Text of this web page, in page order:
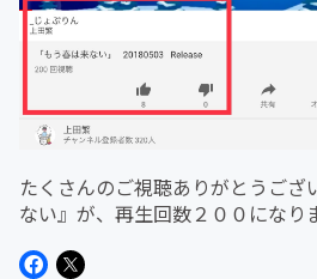
たくさんのご視聴ありがとうござ
ない』が、再生回数２００になり